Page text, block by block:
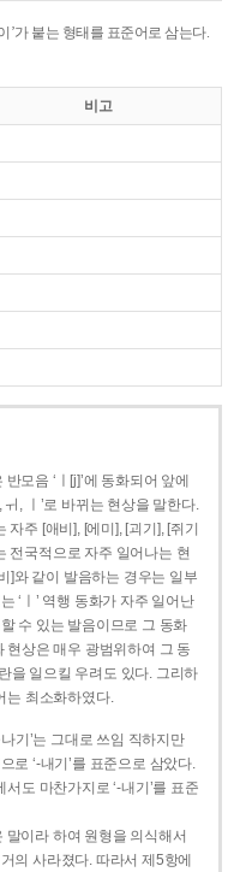
’가 붙는 형태를 표준어로 삼는다.
비고
모음 ‘ㅣ[j]’에 동화되어 앞에
ㅟ, ㅣ’로 바뀌는 현상을 말한다.
자주 [애비], [에미], [괴기], [쥐기
전국적으로 자주 일어나는 현
]와 같이 발음하는 경우는 일부
‘ㅣ’ 역행 동화가 자주 일어난
수 있는 발음이므로 그 동화
현상은 매우 광범위하여 그 동
을 일으킬 우려도 있다. 그리하
는 최소화하였다.
기’는 그대로 쓰임 직하지만
로 ‘-내기’를 표준으로 삼았다.
도 마찬가지로 ‘-내기’를 표준
말이라 하여 원형을 의식해서
의 사라졌다. 따라서 제5항에